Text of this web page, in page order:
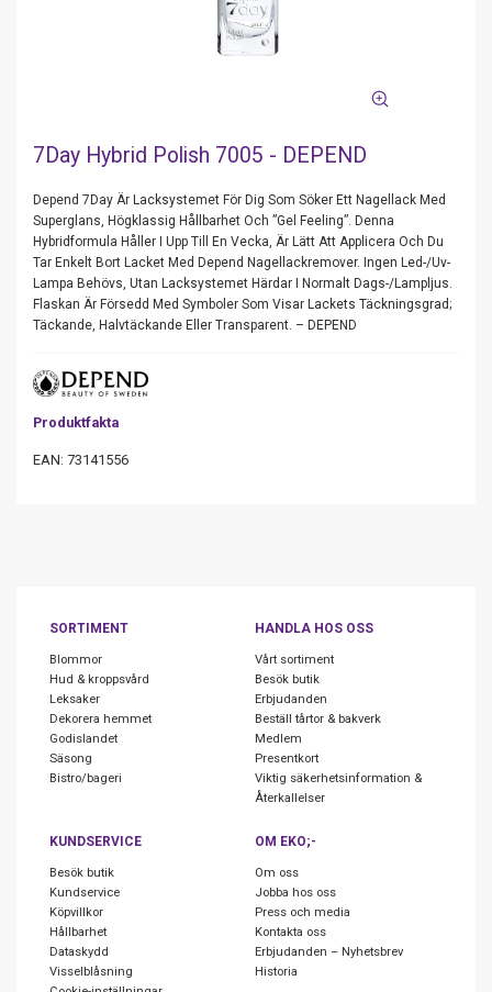
7Day Hybrid Polish 7005 - DEPEND
Depend 7Day Är Lacksystemet För Dig Som Söker Ett Nagellack Med
Superglans, Högklassig Hållbarhet Och ”Gel Feeling”. Denna
Hybridformula Håller I Upp Till En Vecka, Är Lätt Att Applicera Och Du
Tar Enkelt Bort Lacket Med Depend Nagellackremover. Ingen Led-/Uv-
Lampa Behövs, Utan Lacksystemet Härdar I Normalt Dags-/Lampljus.
Flaskan Är Försedd Med Symboler Som Visar Lackets Täckningsgrad;
Täckande, Halvtäckande Eller Transparent. – DEPEND
Produktfakta
EAN: 73141556
SORTIMENT
Blommor
Hud & kroppsvård
Leksaker
Dekorera hemmet
Godislandet
Säsong
Bistro/bageri
HANDLA HOS OSS
Vårt sortiment
Besök butik
Erbjudanden
Beställ tårtor & bakverk
Medlem
Presentkort
Viktig säkerhetsinformation &
Återkallelser
KUNDSERVICE
Besök butik
Kundservice
Köpvillkor
Hållbarhet
Dataskydd
Visselblåsning
OM EKO;-
Om oss
Jobba hos oss
Press och media
Kontakta oss
Erbjudanden – Nyhetsbrev
Historia